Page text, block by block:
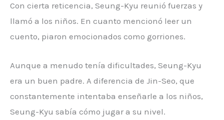
Con cierta reticencia, Seung-Kyu reunió fuerzas y
llamó a los niños. En cuanto mencionó leer un
cuento, piaron emocionados como gorriones.
Aunque a menudo tenía dificultades, Seung-Kyu
era un buen padre. A diferencia de Jin-Seo, que
constantemente intentaba enseñarle a los niños,
Seung-Kyu sabía cómo jugar a su nivel.